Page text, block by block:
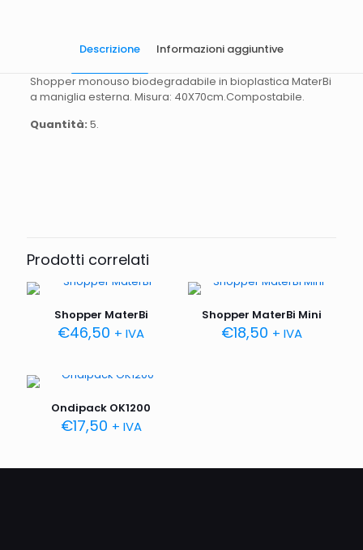
Descrizione Informazioni aggiuntive
Shopper monouso biodegradabile in bioplastica MaterBi
a maniglia esterna. Misura: 40X70cm.Compostabile.
Quantità: 5.
Prodotti correlati
Shopper MaterBi
€46,50 + IVA
Shopper MaterBi Mini
€18,50 + IVA
Ondipack OK1200
€17,50 + IVA